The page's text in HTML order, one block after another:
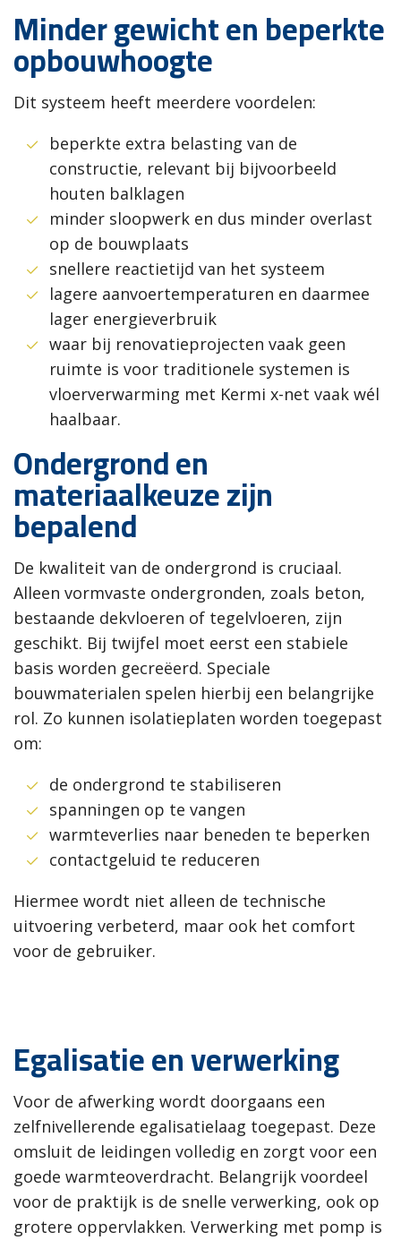
Minder gewicht en beperkte
opbouwhoogte
Dit systeem heeft meerdere voordelen:
beperkte extra belasting van de
constructie, relevant bij bijvoorbeeld
houten balklagen
minder sloopwerk en dus minder overlast
op de bouwplaats
snellere reactietijd van het systeem
lagere aanvoertemperaturen en daarmee
lager energieverbruik
waar bij renovatieprojecten vaak geen
ruimte is voor traditionele systemen is
vloerverwarming met Kermi x-net vaak wél
haalbaar.
Ondergrond en
materiaalkeuze zijn
bepalend
De kwaliteit van de ondergrond is cruciaal.
Alleen vormvaste ondergronden, zoals beton,
bestaande dekvloeren of tegelvloeren, zijn
geschikt. Bij twijfel moet eerst een stabiele
basis worden gecreëerd. Speciale
bouwmaterialen spelen hierbij een belangrijke
rol. Zo kunnen isolatieplaten worden toegepast
om:
de ondergrond te stabiliseren
spanningen op te vangen
warmteverlies naar beneden te beperken
contactgeluid te reduceren
Hiermee wordt niet alleen de technische
uitvoering verbeterd, maar ook het comfort
voor de gebruiker.
Egalisatie en verwerking
Voor de afwerking wordt doorgaans een
zelfnivellerende egalisatielaag toegepast. Deze
omsluit de leidingen volledig en zorgt voor een
goede warmteoverdracht. Belangrijk voordeel
voor de praktijk is de snelle verwerking, ook op
grotere oppervlakken. Verwerking met pomp is